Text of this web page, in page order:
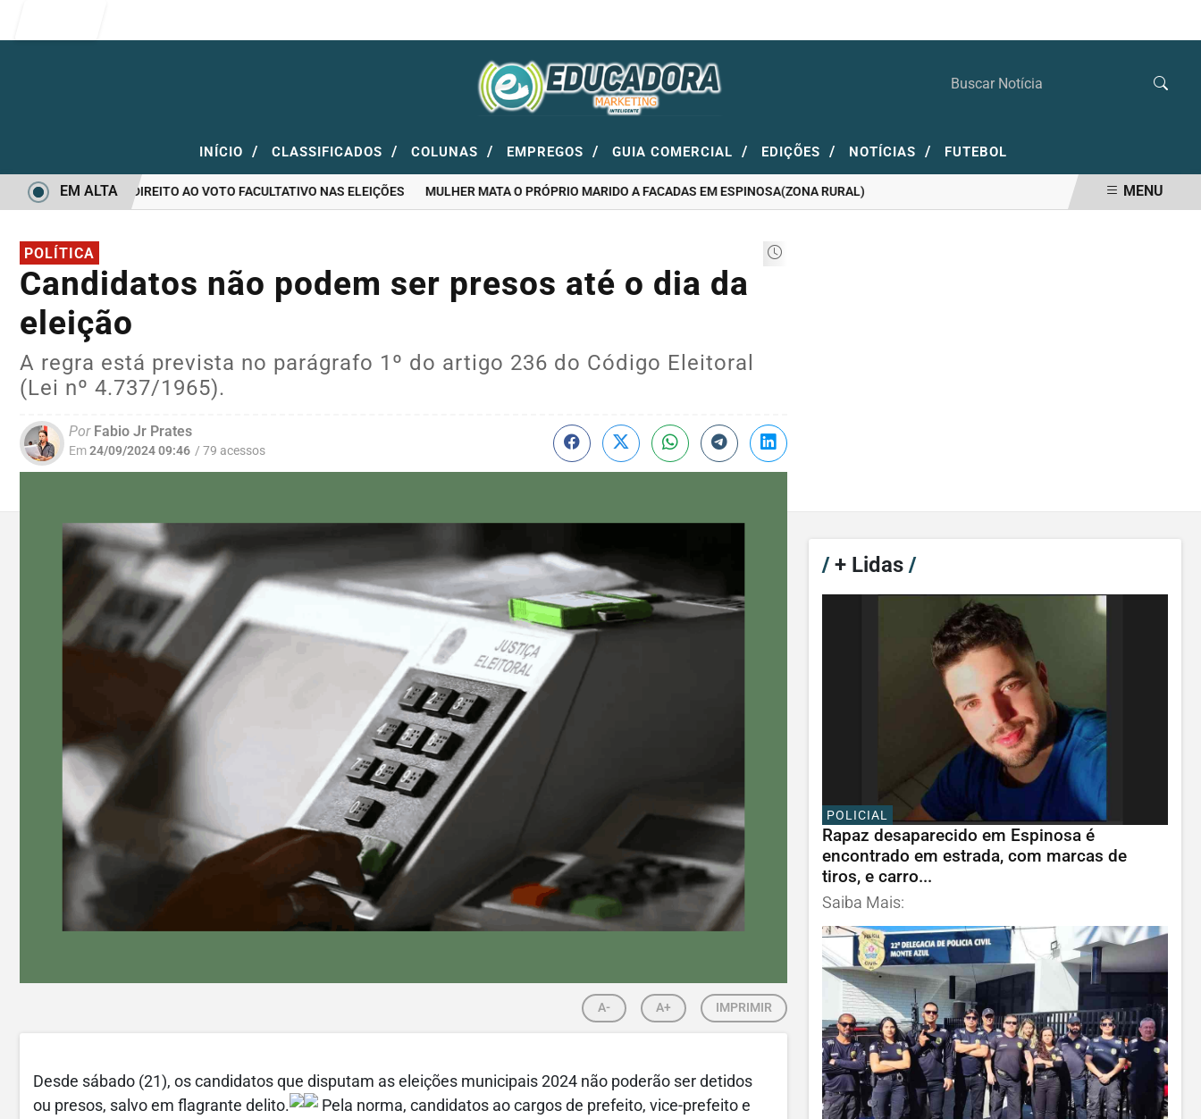
INÍCIO / CLASSIFICADOS / COLUNAS / EMPREGOS / GUIA COMERCIAL / EDIÇÕES / NOTÍCIAS / FUTEBOL
E QUEM TEM DIREITO AO VOTO FACULTATIVO NAS ELEIÇÕES MULHER MATA O PRÓPRIO MARIDO A FACADAS EM ESPINOSA(ZONA RURAL)
EM ALTA MENU
POLÍTICA
Candidatos não podem ser presos até o dia da
eleição
A regra está prevista no parágrafo 1º do artigo 236 do Código Eleitoral
(Lei nº 4.737/1965).
PorFabio Jr Prates
Em24/09/2024 09:46 / 79 acessos
A- A+ IMPRIMIR
Desde sábado (21), os candidatos que disputam as eleições municipais 2024 não poderão ser detidos
ou presos, salvo em flagrante delito.
Pela norma, candidatos ao cargos de prefeito, vice-prefeito e
/+ Lidas /
POLICIAL
Rapaz desaparecido em Espinosa é
encontrado em estrada, com marcas de
tiros, e carro...
Saiba Mais: